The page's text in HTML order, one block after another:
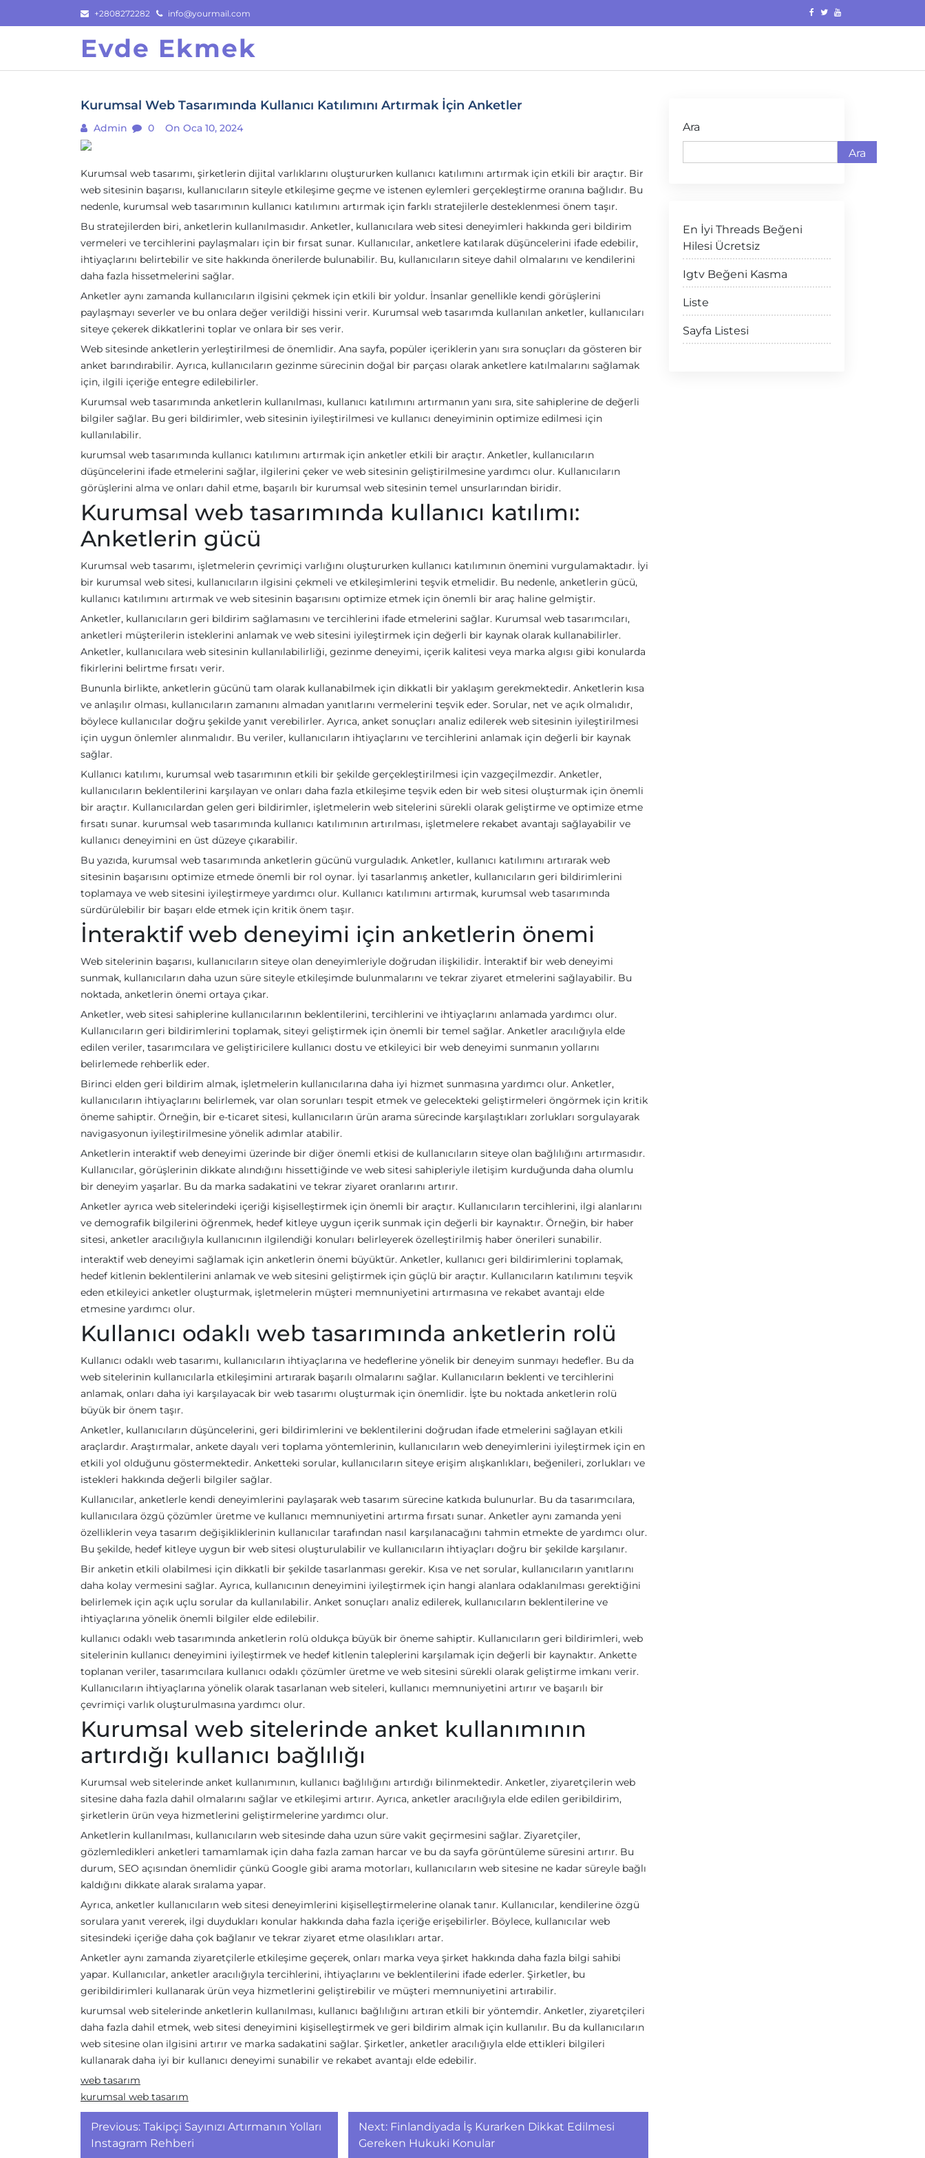
to
+2808272282 info@yourmail.com
Evde Ekmek
Kurumsal Web Tasarımında Kullanıcı Katılımını Artırmak İçin Anketler
Admin 0 On Oca 10, 2024
Kurumsal web tasarımı, şirketlerin dijital varlıklarını oluştururken kullanıcı katılımını artırmak için etkili bir araçtır. Bir
web sitesinin başarısı, kullanıcıların siteyle etkileşime geçme ve istenen eylemleri gerçekleştirme oranına bağlıdır. Bu
nedenle, kurumsal web tasarımının kullanıcı katılımını artırmak için farklı stratejilerle desteklenmesi önem taşır.
Bu stratejilerden biri, anketlerin kullanılmasıdır. Anketler, kullanıcılara web sitesi deneyimleri hakkında geri bildirim
vermeleri ve tercihlerini paylaşmaları için bir fırsat sunar. Kullanıcılar, anketlere katılarak düşüncelerini ifade edebilir,
ihtiyaçlarını belirtebilir ve site hakkında önerilerde bulunabilir. Bu, kullanıcıların siteye dahil olmalarını ve kendilerini
daha fazla hissetmelerini sağlar.
Anketler aynı zamanda kullanıcıların ilgisini çekmek için etkili bir yoldur. İnsanlar genellikle kendi görüşlerini
paylaşmayı severler ve bu onlara değer verildiği hissini verir. Kurumsal web tasarımda kullanılan anketler, kullanıcıları
siteye çekerek dikkatlerini toplar ve onlara bir ses verir.
Web sitesinde anketlerin yerleştirilmesi de önemlidir. Ana sayfa, popüler içeriklerin yanı sıra sonuçları da gösteren bir
anket barındırabilir. Ayrıca, kullanıcıların gezinme sürecinin doğal bir parçası olarak anketlere katılmalarını sağlamak
için, ilgili içeriğe entegre edilebilirler.
Kurumsal web tasarımında anketlerin kullanılması, kullanıcı katılımını artırmanın yanı sıra, site sahiplerine de değerli
bilgiler sağlar. Bu geri bildirimler, web sitesinin iyileştirilmesi ve kullanıcı deneyiminin optimize edilmesi için
kullanılabilir.
kurumsal web tasarımında kullanıcı katılımını artırmak için anketler etkili bir araçtır. Anketler, kullanıcıların
düşüncelerini ifade etmelerini sağlar, ilgilerini çeker ve web sitesinin geliştirilmesine yardımcı olur. Kullanıcıların
görüşlerini alma ve onları dahil etme, başarılı bir kurumsal web sitesinin temel unsurlarından biridir.
Kurumsal web tasarımında kullanıcı katılımı:
Anketlerin gücü
Kurumsal web tasarımı, işletmelerin çevrimiçi varlığını oluştururken kullanıcı katılımının önemini vurgulamaktadır. İyi
bir kurumsal web sitesi, kullanıcıların ilgisini çekmeli ve etkileşimlerini teşvik etmelidir. Bu nedenle, anketlerin gücü,
kullanıcı katılımını artırmak ve web sitesinin başarısını optimize etmek için önemli bir araç haline gelmiştir.
Anketler, kullanıcıların geri bildirim sağlamasını ve tercihlerini ifade etmelerini sağlar. Kurumsal web tasarımcıları,
anketleri müşterilerin isteklerini anlamak ve web sitesini iyileştirmek için değerli bir kaynak olarak kullanabilirler.
Anketler, kullanıcılara web sitesinin kullanılabilirliği, gezinme deneyimi, içerik kalitesi veya marka algısı gibi konularda
fikirlerini belirtme fırsatı verir.
Bununla birlikte, anketlerin gücünü tam olarak kullanabilmek için dikkatli bir yaklaşım gerekmektedir. Anketlerin kısa
ve anlaşılır olması, kullanıcıların zamanını almadan yanıtlarını vermelerini teşvik eder. Sorular, net ve açık olmalıdır,
böylece kullanıcılar doğru şekilde yanıt verebilirler. Ayrıca, anket sonuçları analiz edilerek web sitesinin iyileştirilmesi
için uygun önlemler alınmalıdır. Bu veriler, kullanıcıların ihtiyaçlarını ve tercihlerini anlamak için değerli bir kaynak
sağlar.
Kullanıcı katılımı, kurumsal web tasarımının etkili bir şekilde gerçekleştirilmesi için vazgeçilmezdir. Anketler,
kullanıcıların beklentilerini karşılayan ve onları daha fazla etkileşime teşvik eden bir web sitesi oluşturmak için önemli
bir araçtır. Kullanıcılardan gelen geri bildirimler, işletmelerin web sitelerini sürekli olarak geliştirme ve optimize etme
fırsatı sunar. kurumsal web tasarımında kullanıcı katılımının artırılması, işletmelere rekabet avantajı sağlayabilir ve
kullanıcı deneyimini en üst düzeye çıkarabilir.
Bu yazıda, kurumsal web tasarımında anketlerin gücünü vurguladık. Anketler, kullanıcı katılımını artırarak web
sitesinin başarısını optimize etmede önemli bir rol oynar. İyi tasarlanmış anketler, kullanıcıların geri bildirimlerini
toplamaya ve web sitesini iyileştirmeye yardımcı olur. Kullanıcı katılımını artırmak, kurumsal web tasarımında
sürdürülebilir bir başarı elde etmek için kritik önem taşır.
İnteraktif web deneyimi için anketlerin önemi
Web sitelerinin başarısı, kullanıcıların siteye olan deneyimleriyle doğrudan ilişkilidir. İnteraktif bir web deneyimi
sunmak, kullanıcıların daha uzun süre siteyle etkileşimde bulunmalarını ve tekrar ziyaret etmelerini sağlayabilir. Bu
noktada, anketlerin önemi ortaya çıkar.
Anketler, web sitesi sahiplerine kullanıcılarının beklentilerini, tercihlerini ve ihtiyaçlarını anlamada yardımcı olur.
Kullanıcıların geri bildirimlerini toplamak, siteyi geliştirmek için önemli bir temel sağlar. Anketler aracılığıyla elde
edilen veriler, tasarımcılara ve geliştiricilere kullanıcı dostu ve etkileyici bir web deneyimi sunmanın yollarını
belirlemede rehberlik eder.
Birinci elden geri bildirim almak, işletmelerin kullanıcılarına daha iyi hizmet sunmasına yardımcı olur. Anketler,
kullanıcıların ihtiyaçlarını belirlemek, var olan sorunları tespit etmek ve gelecekteki geliştirmeleri öngörmek için kritik
öneme sahiptir. Örneğin, bir e-ticaret sitesi, kullanıcıların ürün arama sürecinde karşılaştıkları zorlukları sorgulayarak
navigasyonun iyileştirilmesine yönelik adımlar atabilir.
Anketlerin interaktif web deneyimi üzerinde bir diğer önemli etkisi de kullanıcıların siteye olan bağlılığını artırmasıdır.
Kullanıcılar, görüşlerinin dikkate alındığını hissettiğinde ve web sitesi sahipleriyle iletişim kurduğunda daha olumlu
bir deneyim yaşarlar. Bu da marka sadakatini ve tekrar ziyaret oranlarını artırır.
Anketler ayrıca web sitelerindeki içeriği kişiselleştirmek için önemli bir araçtır. Kullanıcıların tercihlerini, ilgi alanlarını
ve demografik bilgilerini öğrenmek, hedef kitleye uygun içerik sunmak için değerli bir kaynaktır. Örneğin, bir haber
sitesi, anketler aracılığıyla kullanıcının ilgilendiği konuları belirleyerek özelleştirilmiş haber önerileri sunabilir.
interaktif web deneyimi sağlamak için anketlerin önemi büyüktür. Anketler, kullanıcı geri bildirimlerini toplamak,
hedef kitlenin beklentilerini anlamak ve web sitesini geliştirmek için güçlü bir araçtır. Kullanıcıların katılımını teşvik
eden etkileyici anketler oluşturmak, işletmelerin müşteri memnuniyetini artırmasına ve rekabet avantajı elde
etmesine yardımcı olur.
Kullanıcı odaklı web tasarımında anketlerin rolü
Kullanıcı odaklı web tasarımı, kullanıcıların ihtiyaçlarına ve hedeflerine yönelik bir deneyim sunmayı hedefler. Bu da
web sitelerinin kullanıcılarla etkileşimini artırarak başarılı olmalarını sağlar. Kullanıcıların beklenti ve tercihlerini
anlamak, onları daha iyi karşılayacak bir web tasarımı oluşturmak için önemlidir. İşte bu noktada anketlerin rolü
büyük bir önem taşır.
Anketler, kullanıcıların düşüncelerini, geri bildirimlerini ve beklentilerini doğrudan ifade etmelerini sağlayan etkili
araçlardır. Araştırmalar, ankete dayalı veri toplama yöntemlerinin, kullanıcıların web deneyimlerini iyileştirmek için en
etkili yol olduğunu göstermektedir. Anketteki sorular, kullanıcıların siteye erişim alışkanlıkları, beğenileri, zorlukları ve
istekleri hakkında değerli bilgiler sağlar.
Kullanıcılar, anketlerle kendi deneyimlerini paylaşarak web tasarım sürecine katkıda bulunurlar. Bu da tasarımcılara,
kullanıcılara özgü çözümler üretme ve kullanıcı memnuniyetini artırma fırsatı sunar. Anketler aynı zamanda yeni
özelliklerin veya tasarım değişikliklerinin kullanıcılar tarafından nasıl karşılanacağını tahmin etmekte de yardımcı olur.
Bu şekilde, hedef kitleye uygun bir web sitesi oluşturulabilir ve kullanıcıların ihtiyaçları doğru bir şekilde karşılanır.
Bir anketin etkili olabilmesi için dikkatli bir şekilde tasarlanması gerekir. Kısa ve net sorular, kullanıcıların yanıtlarını
daha kolay vermesini sağlar. Ayrıca, kullanıcının deneyimini iyileştirmek için hangi alanlara odaklanılması gerektiğini
belirlemek için açık uçlu sorular da kullanılabilir. Anket sonuçları analiz edilerek, kullanıcıların beklentilerine ve
ihtiyaçlarına yönelik önemli bilgiler elde edilebilir.
kullanıcı odaklı web tasarımında anketlerin rolü oldukça büyük bir öneme sahiptir. Kullanıcıların geri bildirimleri, web
sitelerinin kullanıcı deneyimini iyileştirmek ve hedef kitlenin taleplerini karşılamak için değerli bir kaynaktır. Ankette
toplanan veriler, tasarımcılara kullanıcı odaklı çözümler üretme ve web sitesini sürekli olarak geliştirme imkanı verir.
Kullanıcıların ihtiyaçlarına yönelik olarak tasarlanan web siteleri, kullanıcı memnuniyetini artırır ve başarılı bir
çevrimiçi varlık oluşturulmasına yardımcı olur.
Kurumsal web sitelerinde anket kullanımının
artırdığı kullanıcı bağlılığı
Kurumsal web sitelerinde anket kullanımının, kullanıcı bağlılığını artırdığı bilinmektedir. Anketler, ziyaretçilerin web
sitesine daha fazla dahil olmalarını sağlar ve etkileşimi artırır. Ayrıca, anketler aracılığıyla elde edilen geribildirim,
şirketlerin ürün veya hizmetlerini geliştirmelerine yardımcı olur.
Anketlerin kullanılması, kullanıcıların web sitesinde daha uzun süre vakit geçirmesini sağlar. Ziyaretçiler,
gözlemledikleri anketleri tamamlamak için daha fazla zaman harcar ve bu da sayfa görüntüleme süresini artırır. Bu
durum, SEO açısından önemlidir çünkü Google gibi arama motorları, kullanıcıların web sitesine ne kadar süreyle bağlı
kaldığını dikkate alarak sıralama yapar.
Ayrıca, anketler kullanıcıların web sitesi deneyimlerini kişiselleştirmelerine olanak tanır. Kullanıcılar, kendilerine özgü
sorulara yanıt vererek, ilgi duydukları konular hakkında daha fazla içeriğe erişebilirler. Böylece, kullanıcılar web
sitesindeki içeriğe daha çok bağlanır ve tekrar ziyaret etme olasılıkları artar.
Anketler aynı zamanda ziyaretçilerle etkileşime geçerek, onları marka veya şirket hakkında daha fazla bilgi sahibi
yapar. Kullanıcılar, anketler aracılığıyla tercihlerini, ihtiyaçlarını ve beklentilerini ifade ederler. Şirketler, bu
geribildirimleri kullanarak ürün veya hizmetlerini geliştirebilir ve müşteri memnuniyetini artırabilir.
kurumsal web sitelerinde anketlerin kullanılması, kullanıcı bağlılığını artıran etkili bir yöntemdir. Anketler, ziyaretçileri
daha fazla dahil etmek, web sitesi deneyimini kişiselleştirmek ve geri bildirim almak için kullanılır. Bu da kullanıcıların
web sitesine olan ilgisini artırır ve marka sadakatini sağlar. Şirketler, anketler aracılığıyla elde ettikleri bilgileri
kullanarak daha iyi bir kullanıcı deneyimi sunabilir ve rekabet avantajı elde edebilir.
web tasarım
kurumsal web tasarım
Yazı
gezinmesi
Previous: Takipçi Sayınızı Artırmanın Yolları
Instagram Rehberi
Next: Finlandiyada İş Kurarken Dikkat Edilmesi
Gereken Hukuki Konular
Ara
Ara
En İyi Threads Beğeni
Hilesi Ücretsiz
Igtv Beğeni Kasma
Liste
Sayfa Listesi